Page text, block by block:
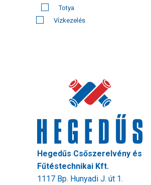
Totya
Vízkezelés
Hegedűs Csőszerelvény és
Fűtéstechnikai Kft.
1117 Bp. Hunyadi J. út 1.